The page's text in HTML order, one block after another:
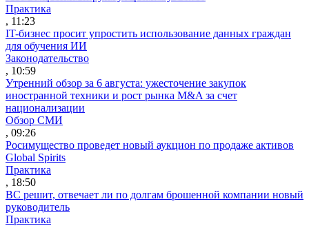
Практика
, 11:23
IT-бизнес просит упростить использование данных граждан
для обучения ИИ
Законодательство
, 10:59
Утренний обзор за 6 августа: ужесточение закупок
иностранной техники и рост рынка M&A за счет
национализации
Обзор СМИ
, 09:26
Росимущество проведет новый аукцион по продаже активов
Global Spirits
Практика
, 18:50
ВС решит, отвечает ли по долгам брошенной компании новый
руководитель
Практика